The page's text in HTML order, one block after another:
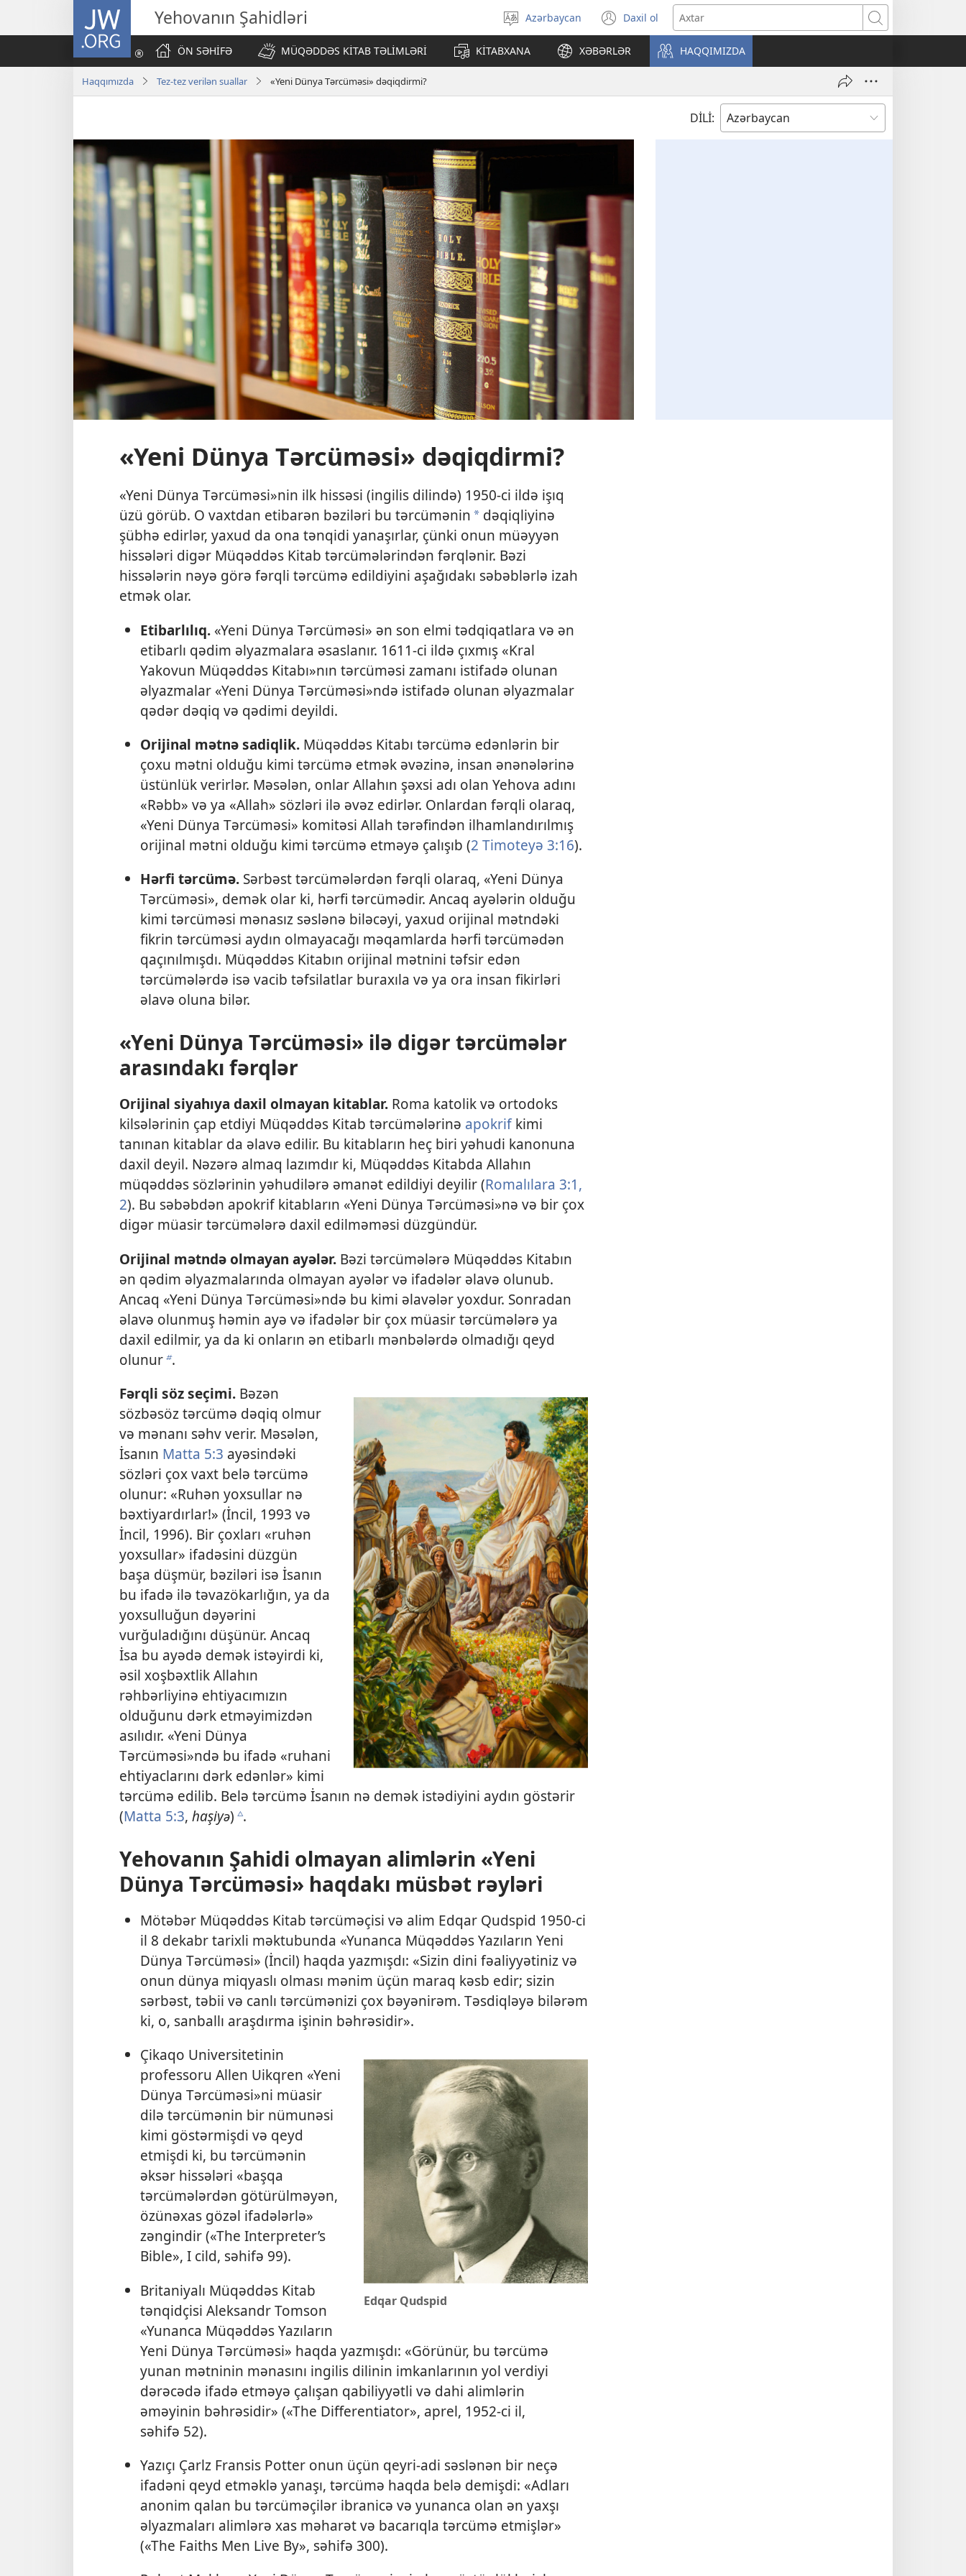
JW.ORG Yehovanın Şahidləri
Dili
seçin
Azərbaycan Daxil ol
(yeni
pəncərə
açılır)
Axtar
ÖN SƏHİFƏ
MÜQƏDDƏS KİTAB TƏLİMLƏRİ KİTABXANA XƏBƏRLƏR HAQQIMIZDA
Haqqımızda Tez-tez verilən suallar «Yeni Dünya Tərcüməsi» dəqiqdirmi?
DİLİ:
«Yeni Dünya Tərcüməsi» dəqiqdirmi?
«Yeni Dünya Tərcüməsi»nin ilk hissəsi (ingilis dilində) 1950-ci ildə işıq
üzü görüb. O vaxtdan etibarən bəziləri bu tərcümənin a dəqiqliyinə
şübhə edirlər, yaxud da ona tənqidi yanaşırlar, çünki onun müəyyən
hissələri digər Müqəddəs Kitab tərcümələrindən fərqlənir. Bəzi
hissələrin nəyə görə fərqli tərcümə edildiyini aşağıdakı səbəblərlə izah
etmək olar.
Etibarlılıq.«Yeni Dünya Tərcüməsi» ən son elmi tədqiqatlara və ən
etibarlı qədim əlyazmalara əsaslanır. 1611-ci ildə çıxmış «Kral
Yakovun Müqəddəs Kitabı»nın tərcüməsi zamanı istifadə olunan
əlyazmalar «Yeni Dünya Tərcüməsi»ndə istifadə olunan əlyazmalar
qədər dəqiq və qədimi deyildi.
Orijinal mətnə sadiqlik.Müqəddəs Kitabı tərcümə edənlərin bir
çoxu mətni olduğu kimi tərcümə etmək əvəzinə, insan ənənələrinə
üstünlük verirlər. Məsələn, onlar Allahın şəxsi adı olan Yehova adını
«Rəbb» və ya «Allah» sözləri ilə əvəz edirlər. Onlardan fərqli olaraq,
«Yeni Dünya Tərcüməsi» komitəsi Allah tərəfindən ilhamlandırılmış
orijinal mətni olduğu kimi tərcümə etməyə çalışıb (2 Timoteyə 3:16).
Hərfi tərcümə.Sərbəst tərcümələrdən fərqli olaraq, «Yeni Dünya
Tərcüməsi», demək olar ki, hərfi tərcümədir. Ancaq ayələrin olduğu
kimi tərcüməsi mənasız səslənə biləcəyi, yaxud orijinal mətndəki
fikrin tərcüməsi aydın olmayacağı məqamlarda hərfi tərcümədən
qaçınılmışdı. Müqəddəs Kitabın orijinal mətnini təfsir edən
tərcümələrdə isə vacib təfsilatlar buraxıla və ya ora insan fikirləri
əlavə oluna bilər.
«Yeni Dünya Tərcüməsi» ilə digər tərcümələr
arasındakı fərqlər
Orijinal siyahıya daxil olmayan kitablar. Roma katolik və ortodoks
kilsələrinin çap etdiyi Müqəddəs Kitab tərcümələrinə apokrifkimi
tanınan kitablar da əlavə edilir. Bu kitabların heç biri yəhudi kanonuna
daxil deyil. Nəzərə almaq lazımdır ki, Müqəddəs Kitabda Allahın
müqəddəs sözlərinin yəhudilərə əmanət edildiyi deyilir (Romalılara 3:1,
2). Bu səbəbdən apokrif kitabların «Yeni Dünya Tərcüməsi»nə və bir çox
digər müasir tərcümələrə daxil edilməməsi düzgündür.
Orijinal mətndə olmayan ayələr. Bəzi tərcümələrə Müqəddəs Kitabın
ən qədim əlyazmalarında olmayan ayələr və ifadələr əlavə olunub.
Ancaq «Yeni Dünya Tərcüməsi»ndə bu kimi əlavələr yoxdur. Sonradan
əlavə olunmuş həmin ayə və ifadələr bir çox müasir tərcümələrə ya
daxil edilmir, ya da ki onların ən etibarlı mənbələrdə olmadığı qeyd
olunurb.
Fərqli söz seçimi. Bəzən
sözbəsöz tərcümə dəqiq olmur
və mənanı səhv verir. Məsələn,
İsanın Matta 5:3 ayəsindəki
sözləri çox vaxt belə tərcümə
olunur: «Ruhən yoxsullar nə
bəxtiyardırlar!» (İncil, 1993 və
İncil, 1996). Bir çoxları «ruhən
yoxsullar» ifadəsini düzgün
başa düşmür, bəziləri isə İsanın
bu ifadə ilə təvazökarlığın, ya da
yoxsulluğun dəyərini
vurğuladığını düşünür. Ancaq
İsa bu ayədə demək istəyirdi ki,
əsil xoşbəxtlik Allahın
rəhbərliyinə ehtiyacımızın
olduğunu dərk etməyimizdən
asılıdır. «Yeni Dünya
Tərcüməsi»ndə bu ifadə «ruhani
ehtiyaclarını dərk edənlər» kimi
tərcümə edilib. Belə tərcümə İsanın nə demək istədiyini aydın göstərir
(Matta 5:3, haşiyə) c.
Yehovanın Şahidi olmayan alimlərin «Yeni
Dünya Tərcüməsi» haqdakı müsbət rəyləri
Mötəbər Müqəddəs Kitab tərcüməçisi və alim Edqar Qudspid 1950-ci
il 8 dekabr tarixli məktubunda «Yunanca Müqəddəs Yazıların Yeni
Dünya Tərcüməsi» (İncil) haqda yazmışdı: «Sizin dini fəaliyyətiniz və
onun dünya miqyaslı olması mənim üçün maraq kəsb edir; sizin
sərbəst, təbii və canlı tərcümənizi çox bəyənirəm. Təsdiqləyə bilərəm
ki, o, sanballı araşdırma işinin bəhrəsidir».
Edqar Qudspid
Çikaqo Universitetinin
professoru Allen Uikqren «Yeni
Dünya Tərcüməsi»ni müasir
dilə tərcümənin bir nümunəsi
kimi göstərmişdi və qeyd
etmişdi ki, bu tərcümənin
əksər hissələri «başqa
tərcümələrdən götürülməyən,
özünəxas gözəl ifadələrlə»
zəngindir («The Interpreter’s
Bible», I cild, səhifə 99).
Britaniyalı Müqəddəs Kitab
tənqidçisi Aleksandr Tomson
«Yunanca Müqəddəs Yazıların
Yeni Dünya Tərcüməsi» haqda yazmışdı: «Görünür, bu tərcümə
yunan mətninin mənasını ingilis dilinin imkanlarının yol verdiyi
dərəcədə ifadə etməyə çalışan qabiliyyətli və dahi alimlərin
əməyinin bəhrəsidir» («The Differentiator», aprel, 1952-ci il,
səhifə 52).
Yazıçı Çarlz Fransis Potter onun üçün qeyri-adi səslənən bir neçə
ifadəni qeyd etməklə yanaşı, tərcümə haqda belə demişdi: «Adları
anonim qalan bu tərcüməçilər ibranicə və yunanca olan ən yaxşı
əlyazmaları alimlərə xas məharət və bacarıqla tərcümə etmişlər»
(«The Faiths Men Live By», səhifə 300).